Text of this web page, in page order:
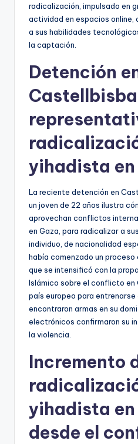
radicalización, impulsado en
actividad en espacios online,
a sus habilidades
la captación.
Detención
yihadista en
La reciente detención en
un joven de 22 años ilustra
aprovechan conflictos
en Gaza, para radicalizar a
individuo, de nacionalidad
había comenzado un
que se intensificó con la
Islámico sobre el conflicto en
país europeo para entrenarse
encontraron armas en su
electrónicos confirmaron su
la violencia.
Incremento
yihadista en
desde el